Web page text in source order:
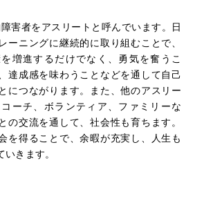
害者をアスリートと呼んでいます。日
ーニングに継続的に取り組むことで、
増進するだけでなく、勇気を奮うこ
達成感を味わうことなどを通して自己
につながります。また、他のアスリー
ーチ、ボランティア、ファミリーな
の交流を通して、社会性も育ちます。
を得ることで、余暇が充実し、人生も
きます。